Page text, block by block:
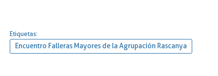
Etiquetas:
Encuentro Falleras Mayores de la Agrupación Rascanya